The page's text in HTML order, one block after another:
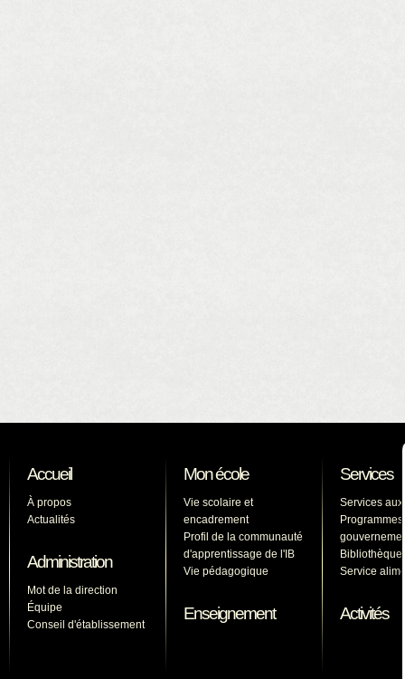
Accueil
À propos
Actualités
Administration
Mot de la direction
Équipe
Conseil d'établissement
Mon école
Vie scolaire et
encadrement
Profil de la communauté
d'apprentissage de l'IB
Vie pédagogique
Enseignement
Services
Services
Programmes
Bibliothèque
Service
Activités